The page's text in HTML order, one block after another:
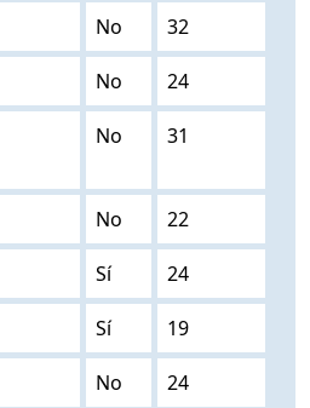
No 32
No 24
No 31
No 22
Sí 24
Sí 19
No 24